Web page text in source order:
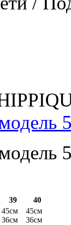
39
40
45см
36см
45см
36см